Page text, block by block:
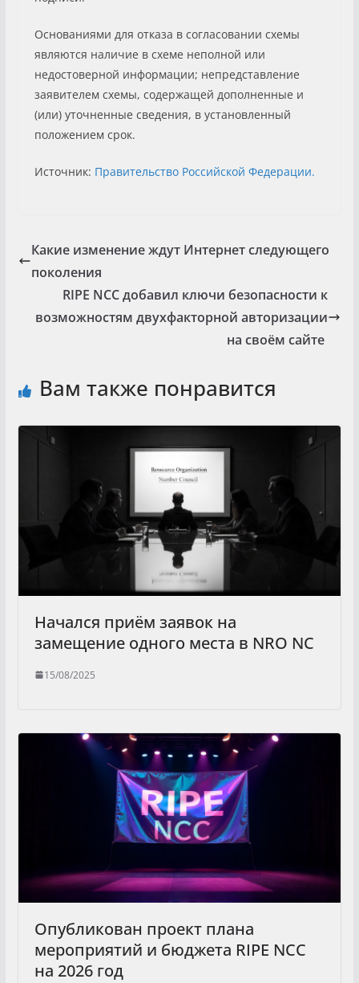
Основаниями для отказа в согласовании схемы
являются наличие в схеме неполной или
недостоверной информации; непредставление
заявителем схемы, содержащей дополненные и
(или) уточненные сведения, в установленный
положением срок.
Источник: Правительство Российской Федерации.
Какие изменение ждут Интернет следующего
поколения
RIPE NCC добавил ключи безопасности к
возможностям двухфакторной авторизации
на своём сайте
Вам также понравится
Начался приём заявок на
замещение одного места в NRO NC
15/08/2025
Опубликован проект плана
мероприятий и бюджета RIPE NCC
на 2026 год